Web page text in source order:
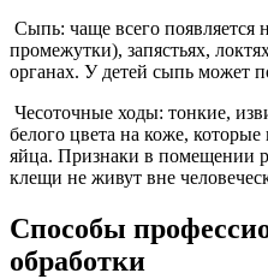
Сыпь: чаще всего появляется
промежутки), запястьях,
органах. У детей сыпь может
Чесоточные ходы: тонкие,
белого цвета на коже,
яйца. Признаки в помещении
клещи не живут вне
Способы
обработки